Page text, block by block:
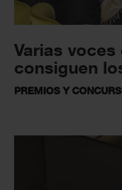
Varias voces
consiguen
PREMIOS Y